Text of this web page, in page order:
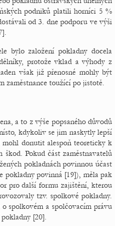
podniků platili horníci 5 %
od 3. dne podporu ve výši
bylo založení pokladny docela
protože vklad a výhody z
však již přenosné mohly být
zaměstnance toužící po jistotě.
a to z výše popsaného důvodů
kdykoliv se jim naskytly lepší
donutit alespoň teoreticky k
Pokud část zaměstnavatelů
pokladnách povinnou účast
pokladny povinná [19]), měla pak
pro další formu zajištění, kterou
tzv. spolkové pokladny.
spolkovém a spolčovacím právu
[20].